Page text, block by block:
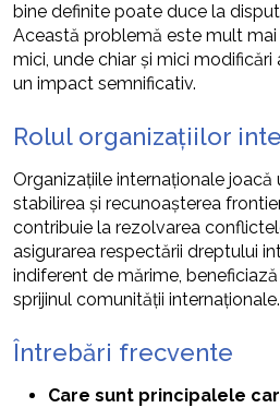
bine definite poate duce la
Această problemă este mult
mici, unde chiar și mici
un impact semnificativ.
Rolul organizațiilor
Organizațiile internaționale joacă
stabilirea și recunoașterea
contribuie la rezolvarea
asigurarea respectării dreptului
indiferent de mărime,
sprijinul comunității internaționale.
Întrebări frecvente
Care sunt principalele